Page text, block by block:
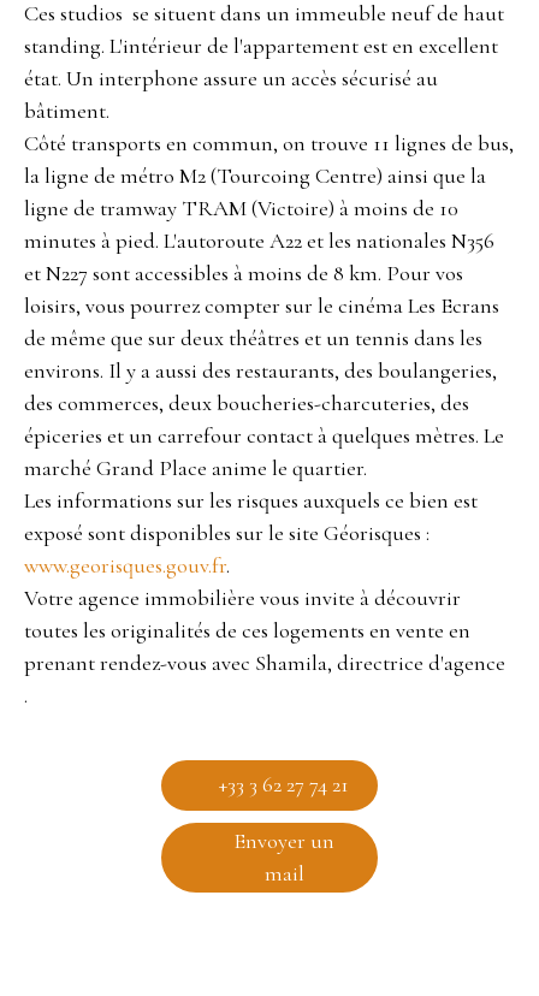
Ces studios se situent dans un immeuble neuf de haut
standing. L'intérieur de l'appartement est en excellent
état. Un interphone assure un accès sécurisé au
bâtiment.
Côté transports en commun, on trouve 11 lignes de bus,
la ligne de métro M2 (Tourcoing Centre) ainsi que la
ligne de tramway TRAM (Victoire) à moins de 10
minutes à pied. L'autoroute A22 et les nationales N356
et N227 sont accessibles à moins de 8 km. Pour vos
loisirs, vous pourrez compter sur le cinéma Les Ecrans
de même que sur deux théâtres et un tennis dans les
environs. Il y a aussi des restaurants, des boulangeries,
des commerces, deux boucheries-charcuteries, des
épiceries et un carrefour contact à quelques mètres. Le
marché Grand Place anime le quartier.
Les informations sur les risques auxquels ce bien est
exposé sont disponibles sur le site Géorisques :
www.georisques.gouv.fr.
Votre agence immobilière vous invite à découvrir
toutes les originalités de ces logements en vente en
prenant rendez-vous avec Shamila, directrice d'agence
.
+33 3 62 27 74 21
Envoyer un
mail